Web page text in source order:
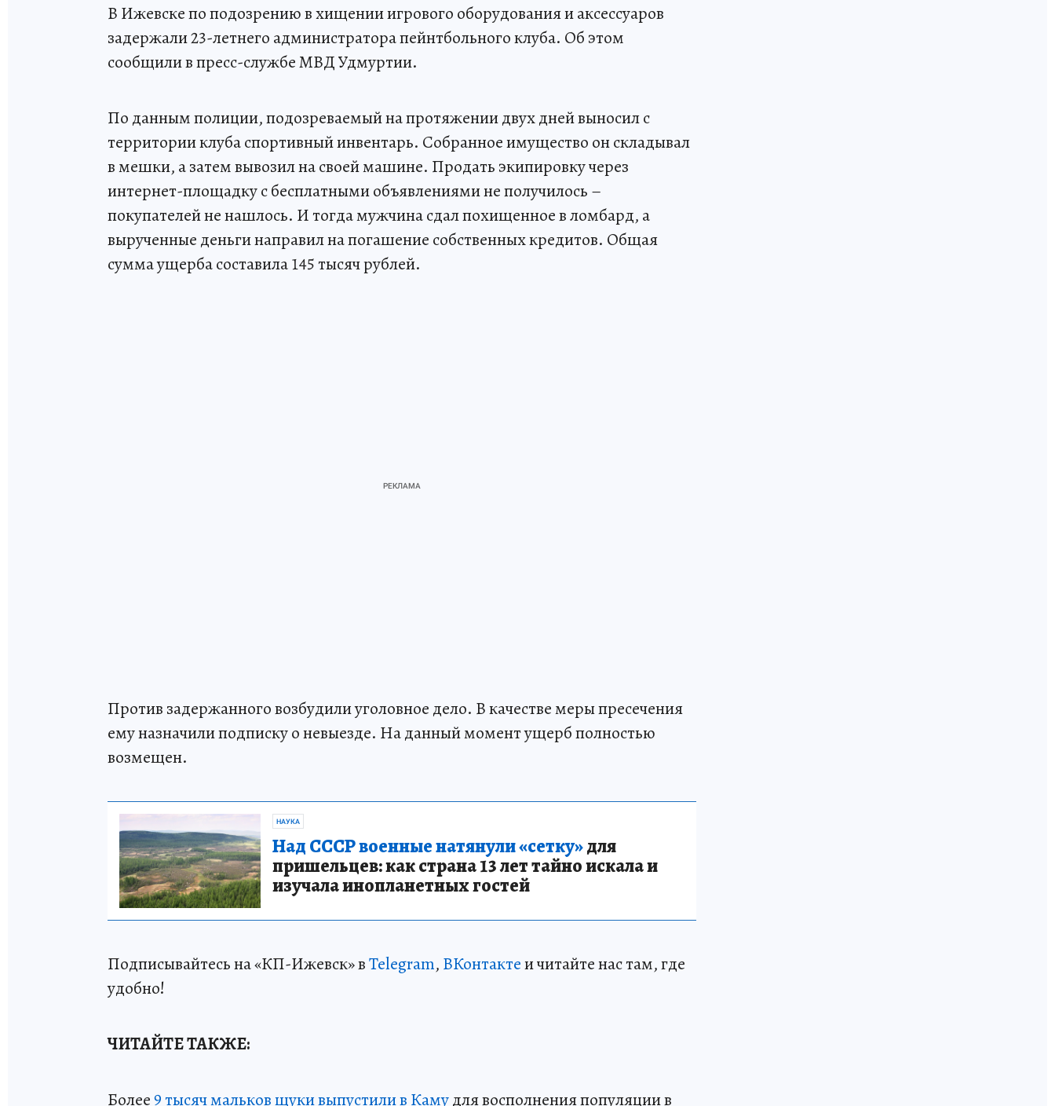
В Ижевске по подозрению в хищении игрового оборудования и аксессуаров
задержали 23-летнего администратора пейнтбольного клуба. Об этом
сообщили в пресс-службе МВД Удмуртии.
По данным полиции, подозреваемый на протяжении двух дней выносил с
территории клуба спортивный инвентарь. Собранное имущество он складывал
в мешки, а затем вывозил на своей машине. Продать экипировку через
интернет-площадку с бесплатными объявлениями не получилось –
покупателей не нашлось. И тогда мужчина сдал похищенное в ломбард, а
вырученные деньги направил на погашение собственных кредитов. Общая
сумма ущерба составила 145 тысяч рублей.
Против задержанного возбудили уголовное дело. В качестве меры пресечения
ему назначили подписку о невыезде. На данный момент ущерб полностью
возмещен.
НАУКА
Над СССР военные натянули «сетку»для
пришельцев: как страна 13 лет тайно искала и
изучала инопланетных гостей
Подписывайтесь на «КП-Ижевск» вTelegram, ВКонтактеи читайте нас там, где
удобно!
ЧИТАЙТЕ ТАКЖЕ:
Более9 тысяч мальков щуки выпустили в Камудля восполнения популяции в